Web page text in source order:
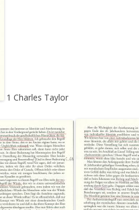
1 Charles Taylor